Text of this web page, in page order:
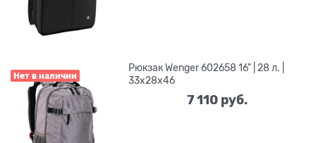
Нет в наличии
Рюкзак Wenger 602658 16" | 28 л. |
33x28x46
7 110 руб.